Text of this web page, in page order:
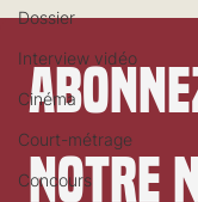
Dossier
Interview vidéo
Cinéma
Court-métrage
Concours
notre